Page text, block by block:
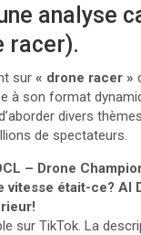
analyse
racer).
sur « drone racer »
à son format
divers
de spectateurs.
– Drone
vitesse était-ce? AI
sur TikTok. La